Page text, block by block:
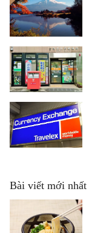
Bài viết mới nhất